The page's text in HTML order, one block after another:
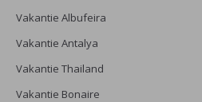
Vakantie Albufeira
Vakantie Antalya
Vakantie Thailand
Vakantie Bonaire